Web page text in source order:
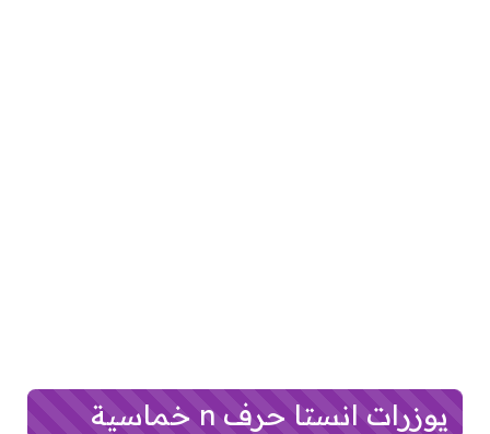
يوزرات انستا حرف n خماسية